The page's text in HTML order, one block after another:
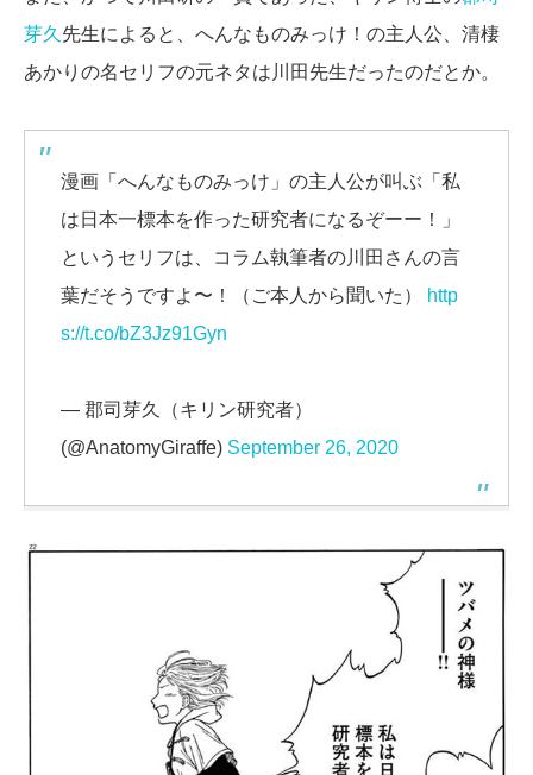
芽久 先生によると、へんなものみっけ！の主人公、清棲
あかりの名セリフの元ネタは川田先生だったのだとか。
漫画「へんなものみっけ」の主人公が叫ぶ「私
は日本一標本を作った研究者になるぞーー！」
というセリフは、コラム執筆者の川田さんの言
葉だそうですよ〜！（ご本人から聞いた）
http
s://t.co/bZ3Jz91Gyn
— 郡司芽久（キリン研究者）
(@AnatomyGiraffe) September 26, 2020